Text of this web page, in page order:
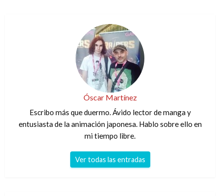
Óscar Martínez
Escribo más que duermo. Ávido lector de manga y
entusiasta de la animación japonesa. Hablo sobre ello en
mi tiempo libre.
Ver todas las entradas